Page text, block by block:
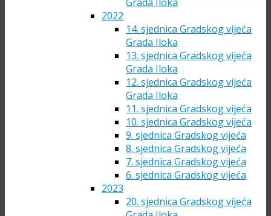
2022
14. sjednica Gradskog vijeća
Grada Iloka
13. sjednica Gradskog vijeća
Grada Iloka
12. sjednica Gradskog vijeća
Grada Iloka
11. sjednica Gradskog vijeća
10. sjednica Gradskog vijeća
9. sjednica Gradskog vijeća
8. sjednica Gradskog vijeća
7. sjednica Gradskog vijeća
6. sjednica Gradskog vijeća
2023
20. sjednica Gradskog vijeća